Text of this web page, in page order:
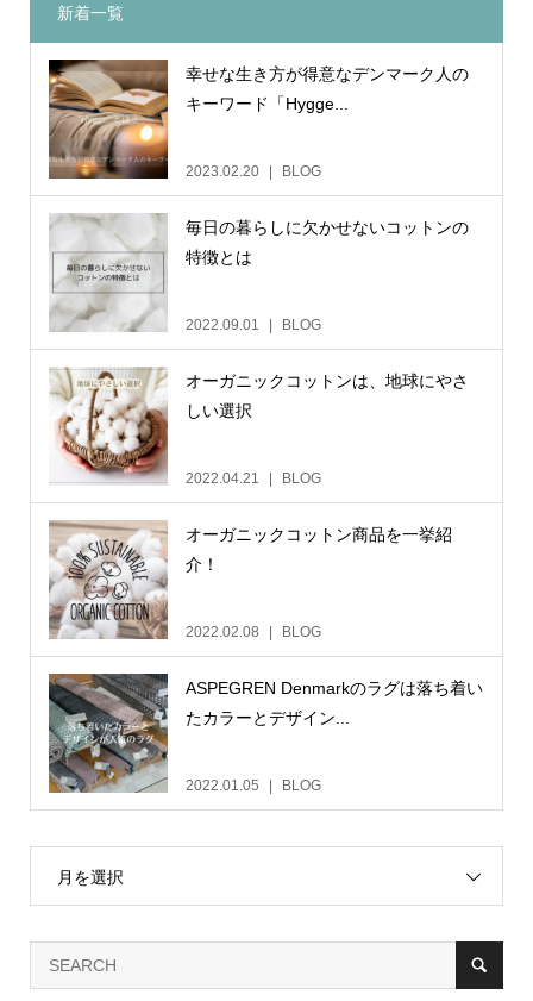
新着一覧
幸せな生き方が得意なデンマーク人の
キーワード「Hygge...
2023.02.20 BLOG
毎日の暮らしに欠かせないコットンの
特徴とは
2022.09.01 BLOG
オーガニックコットンは、地球にやさ
しい選択
2022.04.21 BLOG
オーガニックコットン商品を一挙紹
介！
2022.02.08 BLOG
ASPEGREN Denmarkのラグは落ち着い
たカラーとデザイン...
2022.01.05 BLOG
月を選択